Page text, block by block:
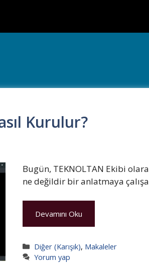
Kurulur?
Bugün, TEKNOLTAN Ekibi
ne değildir bir anlatmaya
Devamını Oku
Kategoriler
Diğer (Karışık), Makaleler
Yorum yap